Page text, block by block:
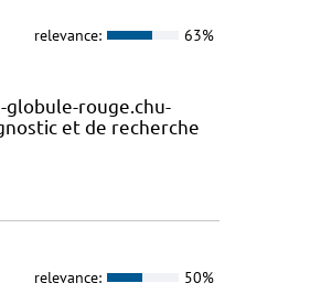
relevance: 63%
rouge.chu-
et de recherche
relevance: 50%